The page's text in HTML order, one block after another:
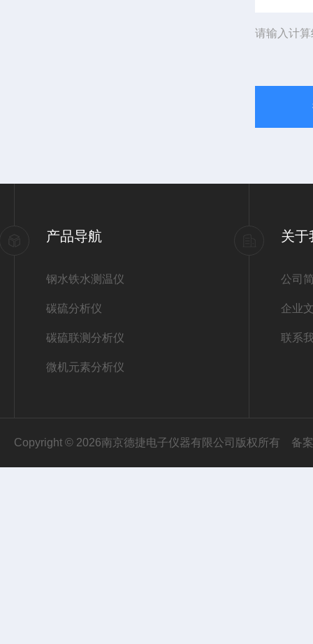
请输入计
产品导航
钢水铁水测温仪
碳硫分析仪
碳硫联测分析仪
微机元素分析仪
关于
公司
企业
联系
Copyright © 2026南京德捷电子仪器有限公司版权所有 备